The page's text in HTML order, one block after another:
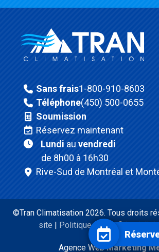
Sans frais1-800-910-8603
Téléphone(450) 500-0655
Soumission
Réservez maintenant
Lundi au vendredi
de 8h00 à 16h30
Rive-Sud de Montréal et
©Tran Climatisation 2026. Tous droits
site
Politique de confidentialité
Agence WebMarketing